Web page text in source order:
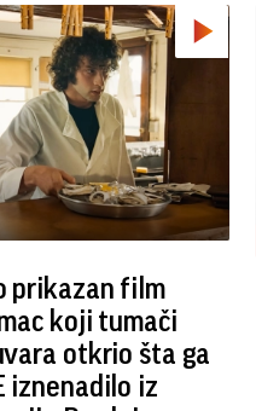
prikazan film
koji tumači
otkrio šta ga
iznenadilo iz